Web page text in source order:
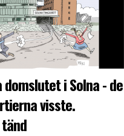
i Solna - de
visste.